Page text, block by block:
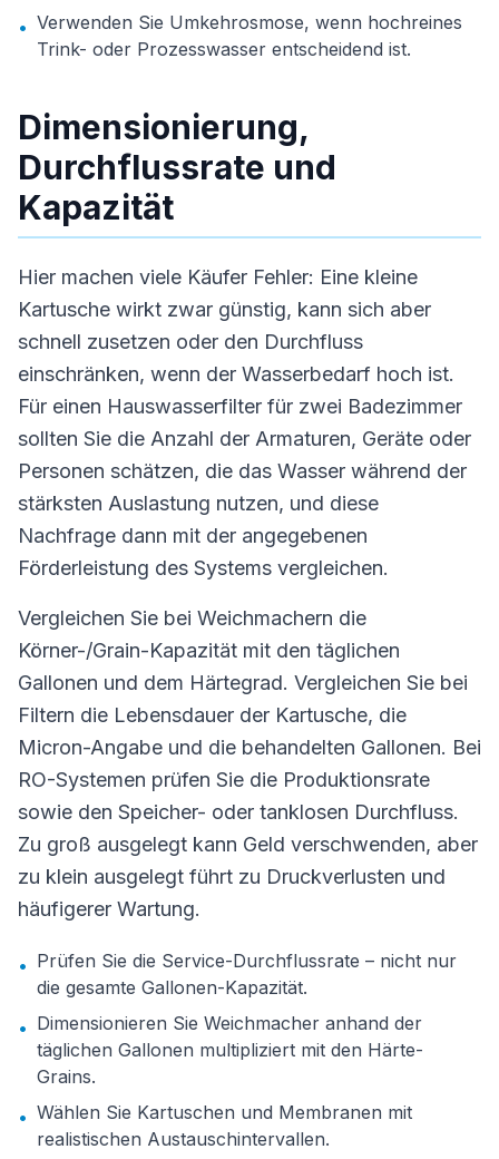
• Verwenden Sie Umkehrosmose, wenn hochreines
Trink- oder Prozesswasser entscheidend ist.
Dimensionierung,
Durchflussrate und
Kapazität
Hier machen viele Käufer Fehler: Eine kleine
Kartusche wirkt zwar günstig, kann sich aber
schnell zusetzen oder den Durchfluss
einschränken, wenn der Wasserbedarf hoch ist.
Für einen Hauswasserfilter für zwei Badezimmer
sollten Sie die Anzahl der Armaturen, Geräte oder
Personen schätzen, die das Wasser während der
stärksten Auslastung nutzen, und diese
Nachfrage dann mit der angegebenen
Förderleistung des Systems vergleichen.
Vergleichen Sie bei Weichmachern die
Körner-/Grain-Kapazität mit den täglichen
Gallonen und dem Härtegrad. Vergleichen Sie bei
Filtern die Lebensdauer der Kartusche, die
Micron-Angabe und die behandelten Gallonen. Bei
RO-Systemen prüfen Sie die Produktionsrate
sowie den Speicher- oder tanklosen Durchfluss.
Zu groß ausgelegt kann Geld verschwenden, aber
zu klein ausgelegt führt zu Druckverlusten und
häufigerer Wartung.
• Prüfen Sie die Service-Durchflussrate – nicht nur
die gesamte Gallonen-Kapazität.
• Dimensionieren Sie Weichmacher anhand der
täglichen Gallonen multipliziert mit den Härte-
Grains.
• Wählen Sie Kartuschen und Membranen mit
realistischen Austauschintervallen.